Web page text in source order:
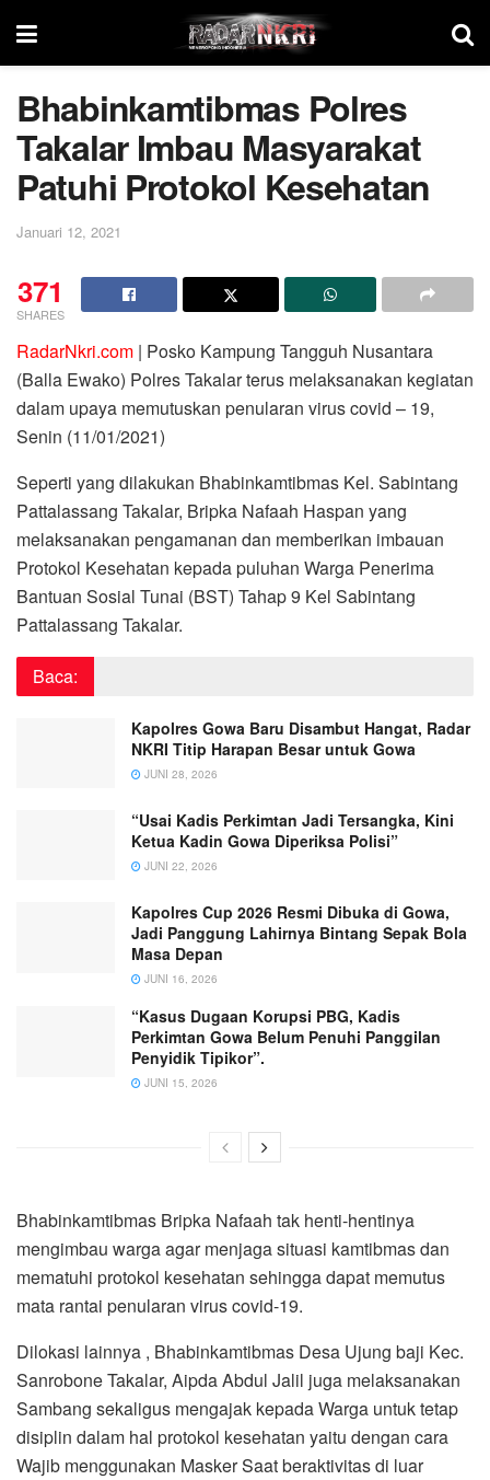
Bhabinkamtibmas Polres
Takalar Imbau Masyarakat
Patuhi Protokol Kesehatan
Januari 12, 2021
371
SHARES
RadarNkri.com | Posko Kampung Tangguh Nusantara
(Balla Ewako) Polres Takalar terus melaksanakan kegiatan
dalam upaya memutuskan penularan virus covid – 19,
Senin (11/01/2021)
Seperti yang dilakukan Bhabinkamtibmas Kel. Sabintang
Pattalassang Takalar, Bripka Nafaah Haspan yang
melaksanakan pengamanan dan memberikan imbauan
Protokol Kesehatan kepada puluhan Warga Penerima
Bantuan Sosial Tunai (BST) Tahap 9 Kel Sabintang
Pattalassang Takalar.
Baca:
Kapolres Gowa Baru Disambut Hangat, Radar
NKRI Titip Harapan Besar untuk Gowa
JUNI 28, 2026
“Usai Kadis Perkimtan Jadi Tersangka, Kini
Ketua Kadin Gowa Diperiksa Polisi”
JUNI 22, 2026
Kapolres Cup 2026 Resmi Dibuka di Gowa,
Jadi Panggung Lahirnya Bintang Sepak Bola
Masa Depan
JUNI 16, 2026
“Kasus Dugaan Korupsi PBG, Kadis
Perkimtan Gowa Belum Penuhi Panggilan
Penyidik Tipikor”.
JUNI 15, 2026
Bhabinkamtibmas Bripka Nafaah tak henti-hentinya
mengimbau warga agar menjaga situasi kamtibmas dan
mematuhi protokol kesehatan sehingga dapat memutus
mata rantai penularan virus covid-19.
Dilokasi lainnya , Bhabinkamtibmas Desa Ujung baji Kec.
Sanrobone Takalar, Aipda Abdul Jalil juga melaksanakan
Sambang sekaligus mengajak kepada Warga untuk tetap
disiplin dalam hal protokol kesehatan yaitu dengan cara
Wajib menggunakan Masker Saat beraktivitas di luar